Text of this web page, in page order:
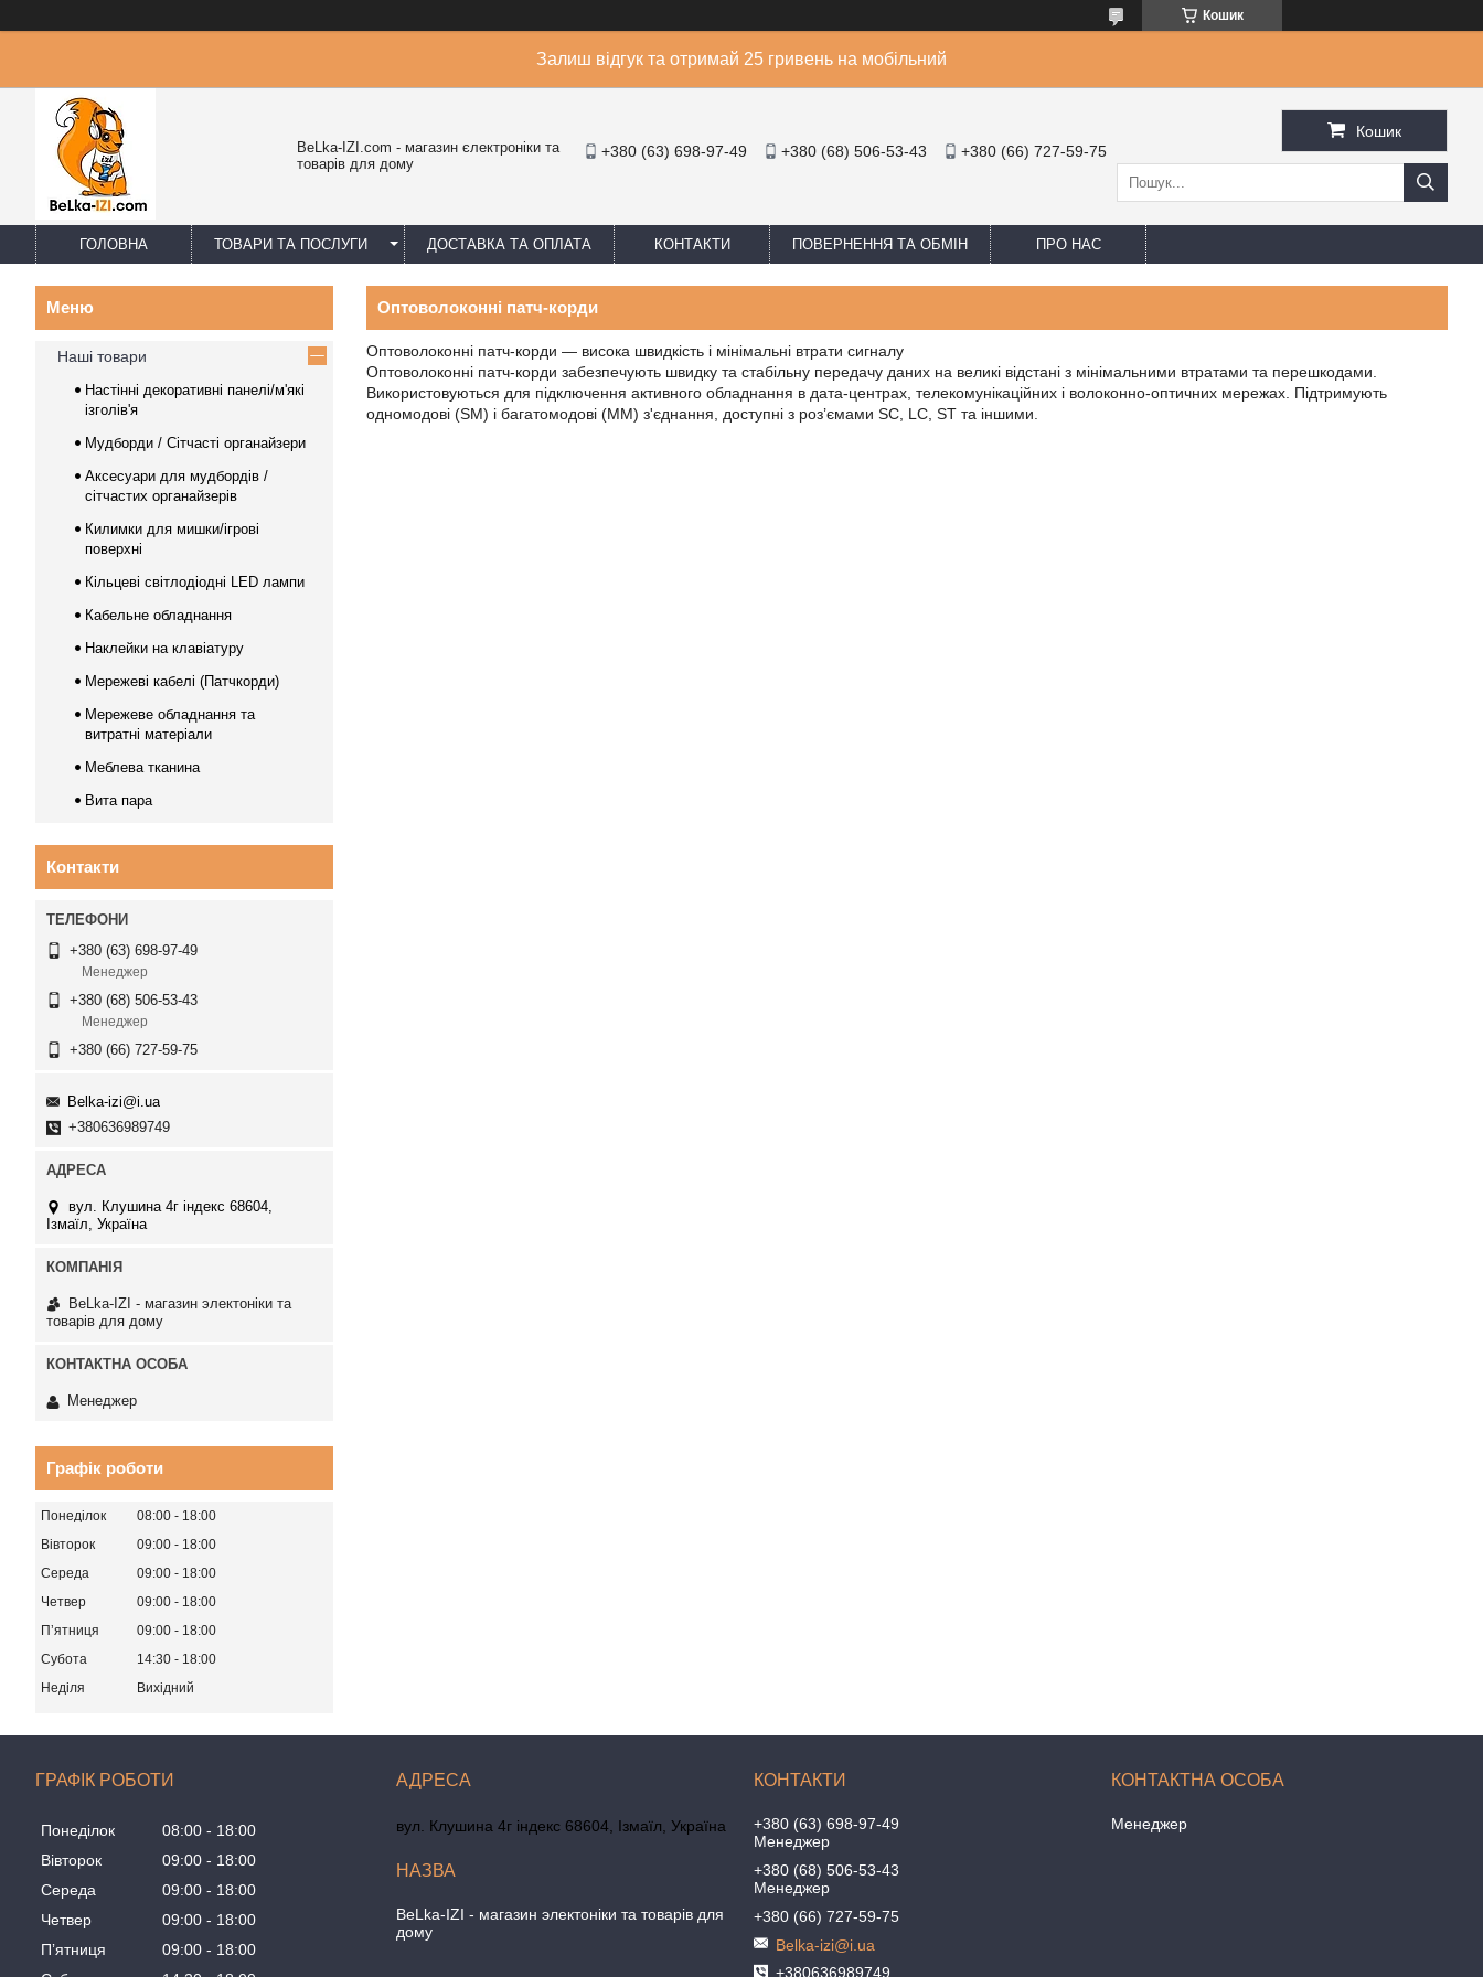
Кошик
Залиш відгук та отримай 25 гривень на мобільний
BeLka-IZI.com - магазин єлектроніки та
товарів для дому
+380 (63) 698-97-49 +380 (68) 506-53-43 +380 (66) 727-59-75
Кошик
ГОЛОВНА ТОВАРИ ТА ПОСЛУГИ ДОСТАВКА ТА ОПЛАТА КОНТАКТИ ПОВЕРНЕННЯ ТА ОБМІН ПРО НАС
Оптоволоконні патч-корди
Оптоволоконні патч-корди — висока швидкість і мінімальні втрати сигналу
Оптоволоконні патч-корди забезпечують швидку та стабільну передачу даних на великі відстані з мінімальними втратами та перешкодами.
Використовуються для підключення активного обладнання в дата-центрах, телекомунікаційних і волоконно-оптичних мережах. Підтримують
одномодові (SM) і багатомодові (MM) з'єднання, доступні з роз’ємами SC, LC, ST та іншими.
Наші товари
Настінні декоративні панелі/м'які
ізголів'я
Мудборди / Сітчасті органайзери
Аксесуари для мудбордів /
сітчастих органайзерів
Килимки для мишки/ігрові
поверхні
Кільцеві світлодіодні LED лампи
Кабельне обладнання
Наклейки на клавіатуру
Мережеві кабелі (Патчкорди)
Мережеве обладнання та
витратні матеріали
Меблева тканина
Вита пара
Контакти
+380 (63) 698-97-49
Менеджер
+380 (68) 506-53-43
Менеджер
+380 (66) 727-59-75
Belka-izi@i.ua
+380636989749
вул. Клушина 4г індекс 68604,
Ізмаїл, Україна
BeLka-IZI - магазин электоніки та
товарів для дому
Менеджер
Графік роботи
Понеділок 08:00
18:00
Вівторок
09:00
18:00
Середа
09:00
18:00
Четвер
09:00
18:00
Пʼятниця
09:00
18:00
Субота
14:30
18:00
Неділя
Вихідний
ГРАФІК РОБОТИ
Понеділок 08:00
18:00
Вівторок
09:00
18:00
Середа
09:00
18:00
Четвер
09:00
18:00
Пʼятниця
09:00
18:00
вул. Клушина 4г індекс 68604, Ізмаїл, Україна
BeLka-IZI - магазин электоніки та товарів для
дому
+380 (63) 698-97-49
Менеджер
+380 (68) 506-53-43
Менеджер
+380 (66) 727-59-75
Belka-izi@i.ua
+380636989749
Менеджер